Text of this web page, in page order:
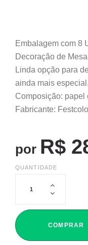
Embalagem com 8
Decoração de
Linda opção para
ainda mais especial.
Composição: papel
Fabricante:
por R$
QUANTIDADE
COMPRAR